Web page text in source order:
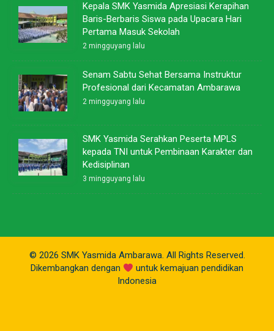
Kepala SMK Yasmida Apresiasi Kerapihan
Baris-Berbaris Siswa pada Upacara Hari
Pertama Masuk Sekolah
2 mingguyang lalu
Senam Sabtu Sehat Bersama Instruktur
Profesional dari Kecamatan Ambarawa
2 mingguyang lalu
SMK Yasmida Serahkan Peserta MPLS
kepada TNI untuk Pembinaan Karakter dan
Kedisiplinan
3 mingguyang lalu
© 2026 SMK Yasmida Ambarawa. All Rights Reserved.
Dikembangkan dengan
untuk kemajuan pendidikan
Indonesia